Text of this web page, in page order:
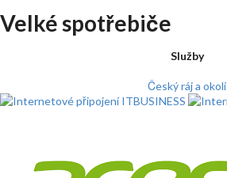
Velké spotřebiče
Služby
Český ráj a okolí